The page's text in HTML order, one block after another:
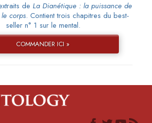
de La Dianétique : la puissance de
corps. Contient trois chapitres du best-
seller n° 1 sur le mental.
COMMANDER ICI »